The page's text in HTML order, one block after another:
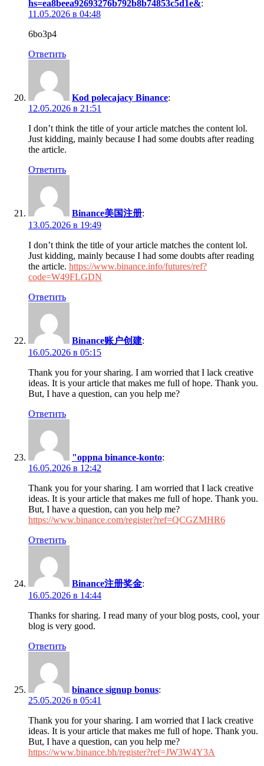
hs=ea8beea92693276b792b8b74853c5d1e&:
11.05.2026 в 04:48
6bo3p4
Ответить
Kod polecajacy Binance:
12.05.2026 в 21:51
I don’t think the title of your article matches the content lol.
Just kidding, mainly because I had some doubts after reading
the article.
Ответить
Binance美国注册:
13.05.2026 в 19:49
I don’t think the title of your article matches the content lol.
Just kidding, mainly because I had some doubts after reading
the article. https://www.binance.info/futures/ref?
code=W49FLGDN
Ответить
Binance账户创建:
16.05.2026 в 05:15
Thank you for your sharing. I am worried that I lack creative
ideas. It is your article that makes me full of hope. Thank you.
But, I have a question, can you help me?
Ответить
"oppna binance-konto:
16.05.2026 в 12:42
Thank you for your sharing. I am worried that I lack creative
ideas. It is your article that makes me full of hope. Thank you.
But, I have a question, can you help me?
https://www.binance.com/register?ref=QCGZMHR6
Ответить
Binance注册奖金:
16.05.2026 в 14:44
Thanks for sharing. I read many of your blog posts, cool, your
blog is very good.
Ответить
binance signup bonus:
25.05.2026 в 05:41
Thank you for your sharing. I am worried that I lack creative
ideas. It is your article that makes me full of hope. Thank you.
But, I have a question, can you help me?
https://www.binance.bh/register?ref=JW3W4Y3A